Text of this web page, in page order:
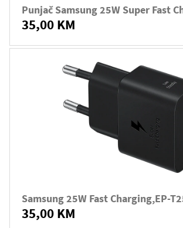
Punjač Samsung 25W Super Fast
35,00 KM
Samsung 25W Fast Charging,EP-
35,00 KM